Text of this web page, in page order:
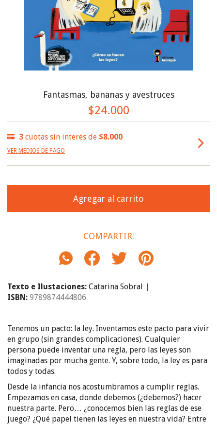
Fantasmas, bananas y avestruces
$24.000
3 cuotas sin interés de $8.000
VER MEDIOS DE PAGO
COMPARTIR:
Texto e Ilustaciones: Catarina Sobral |
ISBN: 9789874444806
Tenemos un pacto: la ley. Inventamos este pacto para vivir
en grupo (sin grandes complicaciones). Cualquier
persona puede inventar una regla, pero las leyes son
imaginadas por mucha gente. Y, sobre todo, la ley es para
todos y todas.
Desde la infancia nos acostumbramos a cumplir reglas.
Empezamos en casa, donde debemos (¿debemos?) hacer
nuestra parte. Pero… ¿conocemos bien las reglas de ese
juego? ¿Qué papel tienen las leyes en nuestra vida? Entre